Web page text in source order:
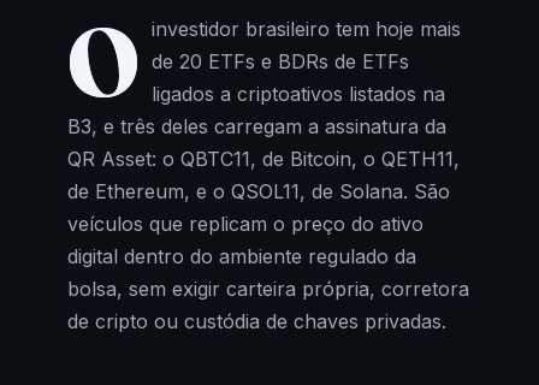
O investidor brasileiro tem hoje mais
de 20 ETFs e BDRs de ETFs
ligados a criptoativos listados na
B3, e três deles carregam a assinatura da
QR Asset: o QBTC11, de Bitcoin, o QETH11,
de Ethereum, e o QSOL11, de Solana. São
veículos que replicam o preço do ativo
digital dentro do ambiente regulado da
bolsa, sem exigir carteira própria, corretora
de cripto ou custódia de chaves privadas.